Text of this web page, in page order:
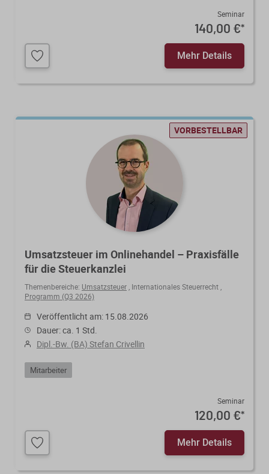
Seminar
140,00 €*
Mehr Details
VORBESTELLBAR
Umsatzsteuer im Onlinehandel – Praxisfälle
für die Steuerkanzlei
Themenbereiche: Umsatzsteuer Internationales Steuerrecht
Programm (Q3 2026)
Veröffentlicht am: 15.08.2026
Dauer: ca. 1 Std.
Dipl.-Bw. (BA) Stefan Crivellin
Mitarbeiter
Seminar
120,00 €*
Mehr Details